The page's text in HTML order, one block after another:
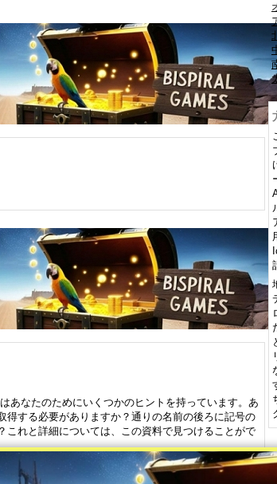
あなたのためにいくつかのヒントを持っています。あ
する必要がありますか？通りの名前の後ろに記号の
れと詳細については、この資料で見つけることがで
電子ブックリーダーにそれらを配置する方法を